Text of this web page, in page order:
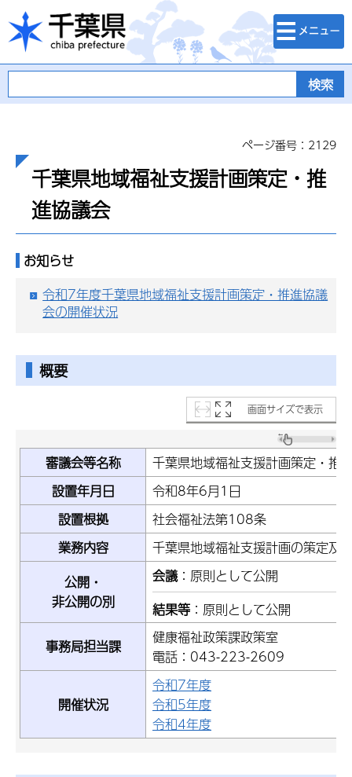
千葉県
検索・メニュ
ー
ページ番号：2129
千葉県地域福祉支援計画策定・推
進協議会
お知らせ
令和7年度千葉県地域福祉支援計画策定・推進協議
会の開催状況
概要
画面サイズで表示
審議会等名称
千葉県地域福祉支援計画策定・推
設置年月日
令和8年6月1日
設置根拠
社会福祉法第108条
業務内容
千葉県地域福祉支援計画の策定及
公開・
非公開の別
会議：原則として公開
結果等 ：原則として公開
事務局担当課
健康福祉政策課政策室
電話：043-223-2609
開催状況
令和7年度
令和5年度
令和4年度